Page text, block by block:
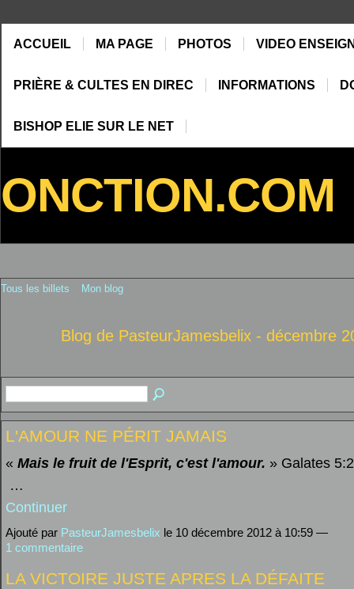
ACCUEIL MA PAGE PHOTOS VIDEO
PRIÈRE & CULTES EN DIREC INFORMATIONS
BISHOP ELIE SUR LE NET
ONCTION.COM
Tous les billets Mon blog
Blog de PasteurJamesbelix - décembre
L'AMOUR NE PÉRIT JAMAIS
« Mais le fruit de l'Esprit, c'est l'amour. » Galates
…
Continuer
Ajouté par PasteurJamesbelix le 10 décembre 2012 à 10:59 —
1 commentaire
LA VICTOIRE JUSTE APRES LA DÉFAITE